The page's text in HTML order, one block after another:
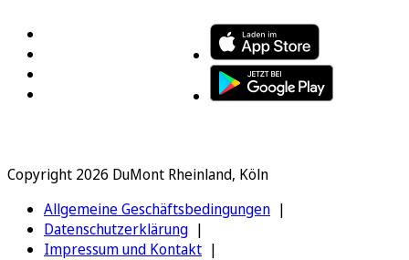
Copyright 2026 DuMont Rheinland, Köln
Allgemeine Geschäftsbedingungen
Datenschutzerklärung
Impressum und Kontakt